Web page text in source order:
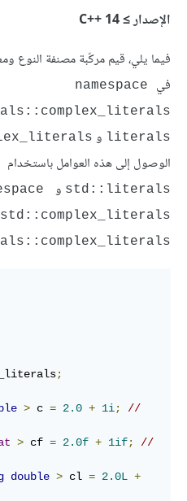
الإصدار ≥ C++‎ 14
فيما يلي، قيم مركّبة مصنفة النوع
في
namespace
‎literals‎ و
الوصول إلى هذه العوامل باستخدام
std::literals و
std::complex_literals
;
> c = 2.0 + 1i;
//
> cf = 2.0f + 1if;
//
double > cl = 2.0L +